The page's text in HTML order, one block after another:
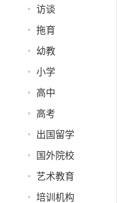
访谈
拖育
幼教
小学
高中
高考
出国留学
国外院校
艺术教育
培训机构